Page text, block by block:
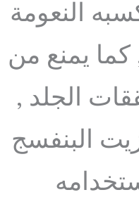
النعومة
كما يمنع من
الجلد ,
البنفسج